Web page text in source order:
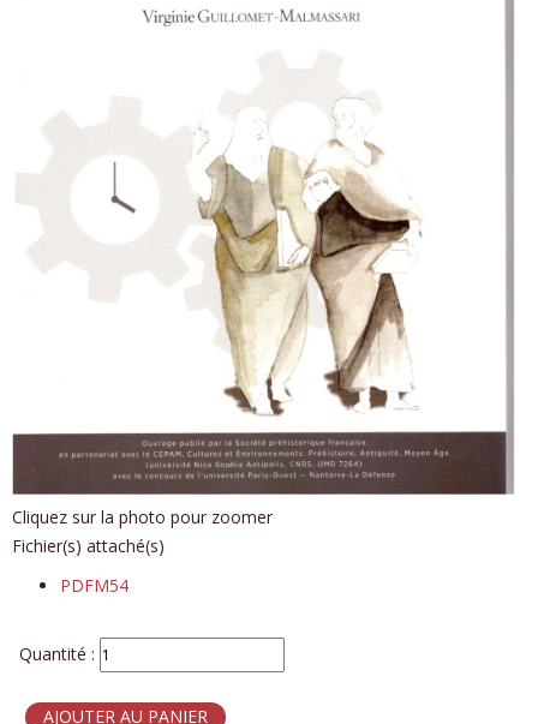
Cliquez sur la photo pour zoomer
Fichier(s) attaché(s)
PDFM54
Quantité :